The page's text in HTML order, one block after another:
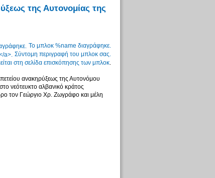
της Αυτονομίας της
Το μπλοκ %name διαγράφηκε.
Σύντομη περιγραφή του μπλοκ σας.
στη σελίδα επισκόπησης των μπλοκ.
ανακηρύξεως της Αυτονόμου
νεότευκτο αλβανικό κράτος
τον Γεώργιο Χρ. Ζωγράφο και μέλη